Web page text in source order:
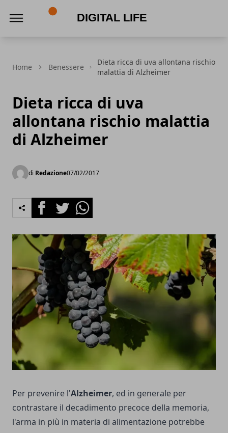
Home Benessere
Dieta ricca di uva allontana rischio
malattia di Alzheimer
Dieta ricca di uva
allontana rischio malattia
di Alzheimer
di Redazione07/02/2017
FacebookTwitterWhatsapp
Per prevenire l'Alzheimer, ed in generale per
contrastare il decadimento precoce della memoria,
l'arma in più in materia di alimentazione potrebbe